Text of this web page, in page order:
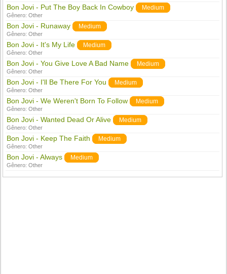
Bon Jovi - Put The Boy Back In Cowboy Medium
Gênero:Other
Bon Jovi - Runaway Medium
Gênero:Other
Bon Jovi - It's My Life Medium
Gênero:Other
Bon Jovi - You Give Love A Bad Name Medium
Gênero:Other
Bon Jovi - I'll Be There For You Medium
Gênero:Other
Bon Jovi - We Weren't Born To Follow Medium
Gênero:Other
Bon Jovi - Wanted Dead Or Alive Medium
Gênero:Other
Bon Jovi - Keep The Faith Medium
Gênero:Other
Bon Jovi - Always Medium
Gênero:Other